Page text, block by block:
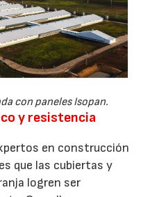
con paneles Isopan.
y resistencia
en construcción
que las cubiertas y
logren ser